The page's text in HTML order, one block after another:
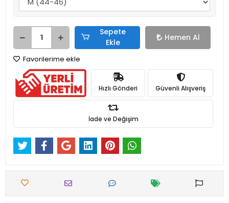
Sepete
Ekle
Hemen Al
Favorilerime ekle
Hızlı Gönderi Güvenli Alışveriş
İade ve Değişim